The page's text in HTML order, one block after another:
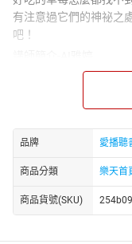
有注意過它們的神祕之
吧！
AI生成科技當道，雅婷
Labs) ，推出世界上第
音說故事，更能順暢的
語音即時辨識理解，以
作者簡介-幼福文化
幼福公司創立至今，數
許｢培植幼兒的愛心，
閱讀習慣｣，｢追求企業
品牌 愛播聽
商品分類 樂天首
商品貨號(SKU)